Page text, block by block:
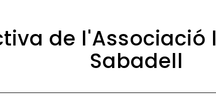
de l'Associació
Sabadell